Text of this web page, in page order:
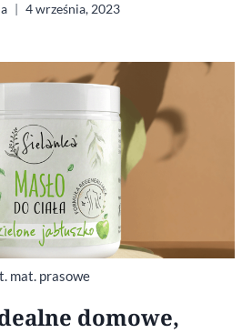
4 września, 2023
mat. prasowe
domowe,